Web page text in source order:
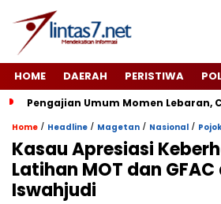
HOME DAERAH PERISTIWA
Pengajian Umum Momen
Home / Headline / Magetan / Nasional /
Kasau Apresiasi
Latihan MOT dan GFAC
Iswahjudi